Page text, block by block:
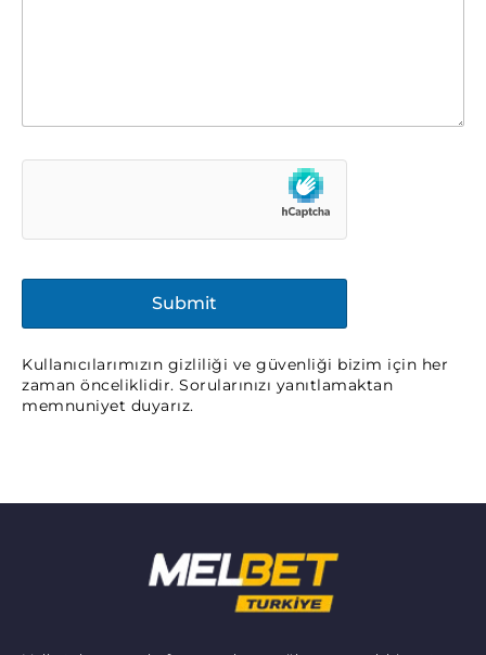
Kullanıcılarımızın gizliliği ve güvenliği bizim için her
zaman önceliklidir. Sorularınızı yanıtlamaktan
memnuniyet duyarız.